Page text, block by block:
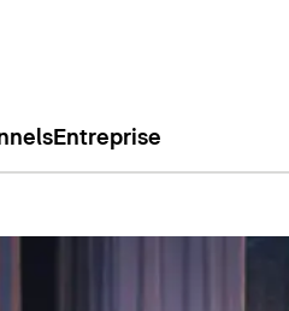
Entreprise